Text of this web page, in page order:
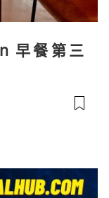
早餐第三